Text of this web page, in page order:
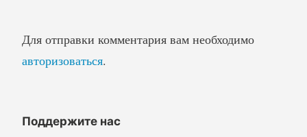
Для отправки комментария вам необходимо
авторизоваться.
Поддержите нас